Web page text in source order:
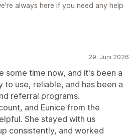
always here if you need any help
29. Juni 2026
some time now, and it's been a
use, reliable, and has been a
referral programs.
and Eunice from the
She stayed with us
consistently, and worked